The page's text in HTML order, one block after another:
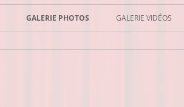
Aller
au
GALERIE PHOTOS GALERIE VIDÉOS